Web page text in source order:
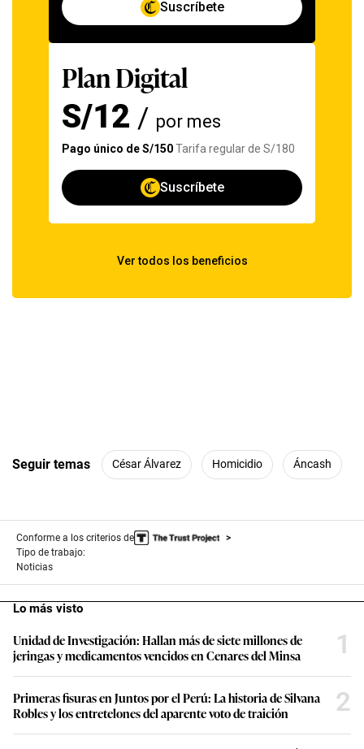
Seguir temas César Álvarez Homicidio Áncash
Conforme a los criterios de
Tipo de trabajo:
Noticias
Lo más visto
Unidad de Investigación: Hallan más de siete millones de
jeringas y medicamentos vencidos en Cenares del Minsa
1
Primeras fisuras en Juntos por el Perú: La historia de Silvana
Robles y los entretelones del aparente voto de traición
2